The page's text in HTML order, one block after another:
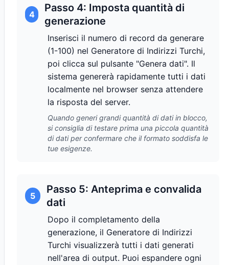
4
Passo 4: Imposta quantità di
generazione
Inserisci il numero di record da generare
(1-100) nel Generatore di Indirizzi Turchi,
poi clicca sul pulsante "Genera dati". Il
sistema genererà rapidamente tutti i dati
localmente nel browser senza attendere
la risposta del server.
Quando generi grandi quantità di dati in blocco,
si consiglia di testare prima una piccola quantità
di dati per confermare che il formato soddisfa le
tue esigenze.
5
Passo 5: Anteprima e convalida
dati
Dopo il completamento della
generazione, il Generatore di Indirizzi
Turchi visualizzerà tutti i dati generati
nell'area di output. Puoi espandere ogni